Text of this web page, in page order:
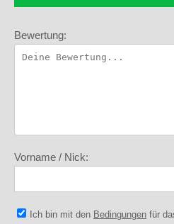
Bewertung:
Vorname / Nick:
Ich bin mit den Bedingungen für